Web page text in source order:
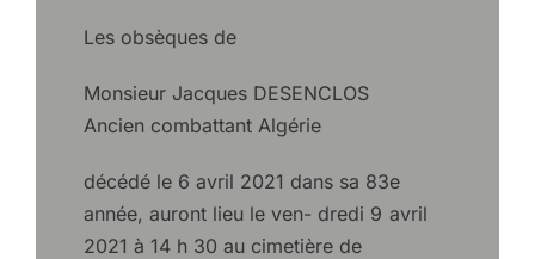
Les obsèques de
Monsieur Jacques DESENCLOS
Ancien combattant Algérie
décédé le 6 avril 2021 dans sa 83e
année, auront lieu le ven- dredi 9 avril
2021 à 14 h 30 au cimetière de